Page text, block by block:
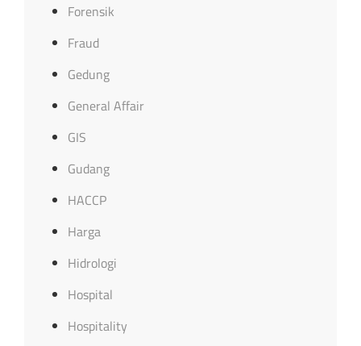
Forensik
Fraud
Gedung
General Affair
GIS
Gudang
HACCP
Harga
Hidrologi
Hospital
Hospitality